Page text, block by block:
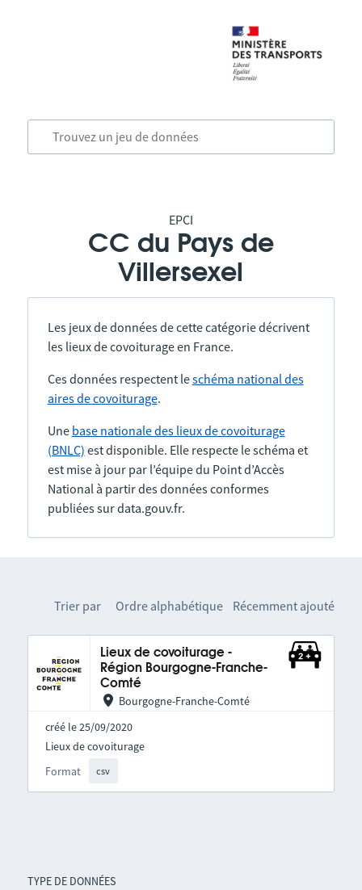
EPCI
CC du Pays de
Villersexel
Les jeux de données de cette catégorie décrivent
les lieux de covoiturage en France.
Ces données respectent leschéma national des
aires de covoiturage.
Une base nationale des lieux de covoiturage
(BNLC) est disponible. Elle respecte le schéma et
est mise à jour par l’équipe du Point d’Accès
National à partir des données conformes
publiées sur data.gouv.fr.
TYPE DE DONNÉES
Trier par Ordre alphabétique Récemment ajouté
Lieux de covoiturage -
Région Bourgogne-Franche-
Comté
Bourgogne-Franche-Comté
créé le 25/09/2020
Format csv
Lieux de covoiturage